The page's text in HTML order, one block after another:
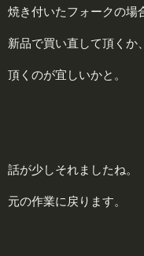
焼き付いたフォークの場
新品で買い直して頂くか
頂くのが宜しいかと。
話が少しそれましたね。
元の作業に戻ります。